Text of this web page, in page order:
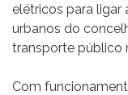
elétricos para ligar
urbanos do
transporte público
Com